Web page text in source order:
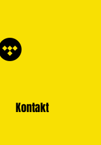
Kontakt